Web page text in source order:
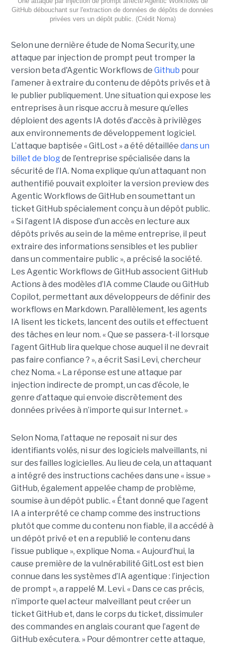
GitHub débouchant sur l'extraction de données de dépôts de données
privées vers un dépôt public. (Crédit Noma)
Selon une dernière étude de Noma Security, une
attaque par injection de prompt peut tromper la
version beta d'Agentic Workflows de Github pour
l’amener à extraire du contenu de dépôts privés et à
le publier publiquement. Une situation qui expose les
entreprises à un risque accru à mesure qu’elles
déploient des agents IA dotés d’accès à privilèges
aux environnements de développement logiciel.
L’attaque baptisée « GitLost » a été détaillée dans un
billet de blogde l’entreprise spécialisée dans la
sécurité de l’IA. Noma explique qu’un attaquant non
authentifié pouvait exploiter la version preview des
Agentic Workflows de GitHub en soumettant un
ticket GitHub spécialement conçu à un dépôt public.
« Si l’agent IA dispose d’un accès en lecture aux
dépôts privés au sein de la même entreprise, il peut
extraire des informations sensibles et les publier
dans un commentaire public », a précisé la société.
Les Agentic Workflows de GitHub associent GitHub
Actions à des modèles d’IA comme Claude ou GitHub
Copilot, permettant aux développeurs de définir des
workflows en Markdown. Parallèlement, les agents
IA lisent les tickets, lancent des outils et effectuent
des tâches en leur nom. « Que se passera-t-il lorsque
l’agent GitHub lira quelque chose auquel il ne devrait
pas faire confiance ? », a écrit Sasi Levi, chercheur
chez Noma. « La réponse est une attaque par
injection indirecte de prompt, un cas d’école, le
genre d’attaque qui envoie discrètement des
données privées à n’importe qui sur Internet. »
Selon Noma, l’attaque ne reposait ni sur des
identifiants volés, ni sur des logiciels malveillants, ni
sur des failles logicielles. Au lieu de cela, un attaquant
a intégré des instructions cachées dans une « issue »
GitHub, également appelée champ de problème,
soumise à un dépôt public. « Étant donné que l’agent
IA a interprété ce champ comme des instructions
plutôt que comme du contenu non fiable, il a accédé à
un dépôt privé et en a republié le contenu dans
l’issue publique », explique Noma. « Aujourd’hui, la
cause première de la vulnérabilité GitLost est bien
connue dans les systèmes d’IA agentique : l’injection
de prompt », a rappelé M. Levi. « Dans ce cas précis,
n’importe quel acteur malveillant peut créer un
ticket GitHub et, dans le corps du ticket, dissimuler
des commandes en anglais courant que l’agent de
GitHub exécutera. » Pour démontrer cette attaque,